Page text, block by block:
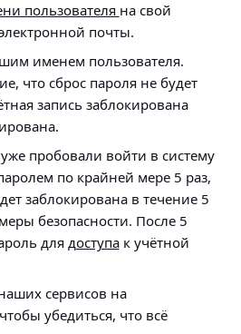
пользователя на свой
почты.
именем пользователя.
что сброс пароля не будет
запись заблокирована
пробовали войти в систему
по крайней мере 5 раз,
заблокирована в течение 5
безопасности. После 5
для доступак учётной
сервисов на
убедиться, что всё